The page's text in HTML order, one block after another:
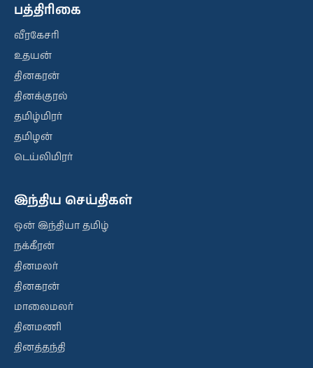
பத்திரிகை
வீரகேசரி
உதயன்
தினகரன்
தினக்குரல்
தமிழ்மிரர்
தமிழன்
டெய்லிமிரர்
இந்திய செய்திகள்
ஒன் இந்தியா தமிழ்
நக்கீரன்
தினமலர்
தினகரன்
மாலைமலர்
தினமணி
தினத்தந்தி